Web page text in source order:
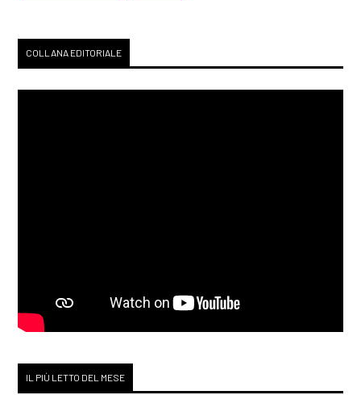
COLLANA EDITORIALE
IL PIÙ LETTO DEL MESE